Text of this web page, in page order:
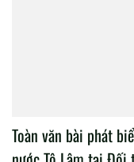
Toàn văn bài phát